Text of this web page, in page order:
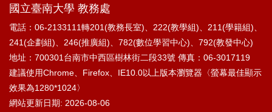
國立臺南大學 教務處
電話：06-2133111轉201(教務長室)、222(教學組)、211(學籍組)、
241(企劃組)、246(推廣組)、782(數位學習中心)、792(教發中心)
地址：700301台南市中西區樹林街二段33號 傳真：06-3017119
建議使用Chrome、Firefox、IE10.0以上版本瀏覽器〈螢幕最佳顯示
效果為1280*1024〉
網站更新日期: 2026-08-06